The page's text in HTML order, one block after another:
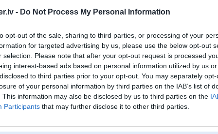
- Do Not Process My Personal Information
opt-out of the sale, sharing to third parties, or processing of your
for targeted advertising by us, please use the below opt-out
selection. Please note that after your opt-out request is processed
interest-based ads based on personal information utilized by us
to third parties prior to your opt-out. You may separately
of your personal information by third parties on the IAB’s list of
This information may also be disclosed by us to third parties on the
Participants that may further disclose it to other third parties.
07. Jun 2011, 16:36
Par bezmaksas maiņām - tikko jāņem panna nost, tā ierubās labs cipars.